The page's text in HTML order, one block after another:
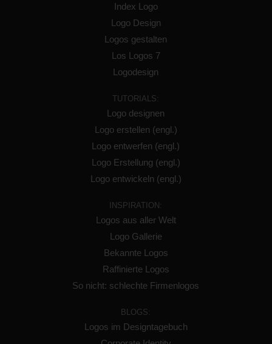
Index Logo
Logo Design
Logos gestalten
Los Logos 7
Logodesign
TUTORIALS:
Logo designen
Logo erstellen (engl.)
Logo entwerfen (engl.)
Logo Erstellung (engl.)
Logo entwickeln (engl.)
INSPIRATION:
Logos aus aller Welt
Logo Gallerie
Bekannte Logos
Raffinierte Logos
So nicht: schlechte Firmenlogos
BLOGS:
Logos im Designtagebuch